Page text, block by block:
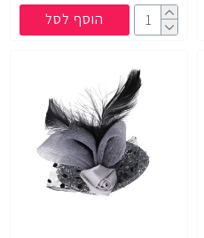
הוסף לסל